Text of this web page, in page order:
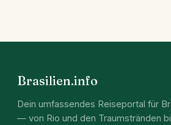
Brasilien.info
Dein umfassendes Reiseportal für
— von Rio und den Traumstränden